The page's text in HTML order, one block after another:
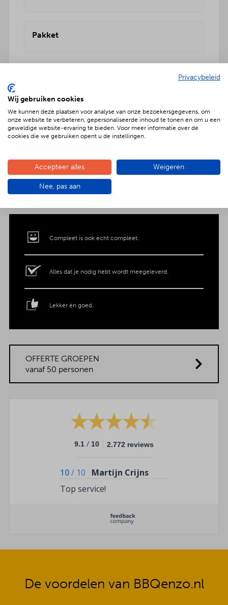
Pakket
Geniet met nóg meer luxe
Verras jouw gezelschap met een extra feestelijke
aankleding op tafel. Voor maar € 2,- per persoon
porseleinen schalen gepresenteerd. Dat is
genieten met nóg meer luxe!
Compleet is ook écht compleet.
Alles dat je nodig hebt wordt meegeleverd.
Lekker én goed.
OFFERTE GROEPEN
vanaf 50 personen
9.1 / 10 2.772 reviews
10/ 10
Martijn Crijns
Top service!
De voordelen van BBQenzo.nl
Privacybeleid
Wij gebruiken cookies
We kunnen deze plaatsen voor analyse van onze bezoekersgegevens, om
onze website te verbeteren, gepersonaliseerde inhoud te tonen en om u een
geweldige website-ervaring te bieden. Voor meer informatie over de
cookies die we gebruiken opent u de instellingen.
Accepteer alles Weigeren
Nee, pas aan